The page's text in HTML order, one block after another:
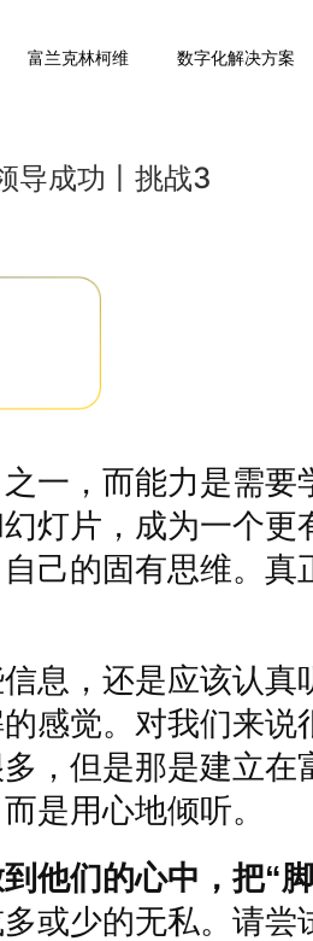
数字化解决方案
富兰克林柯维
导成功丨挑战3
一，而能力是需
灯片，成为一个更
己的固有思维。
息，还是应该认
感觉。对我们来
，但是那是建立
是用心地倾听。
他们的心中，把“脚
或少的无私。请尝